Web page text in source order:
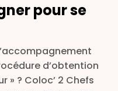
pour se
d’obtention
» ? Coloc’ 2 Chefs